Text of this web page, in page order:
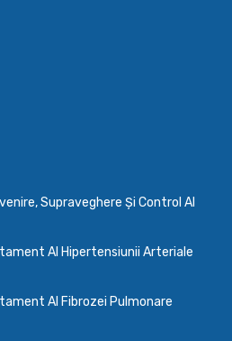
Supraveghere Şi Control Al
Al Hipertensiunii Arteriale
Al Fibrozei Pulmonare